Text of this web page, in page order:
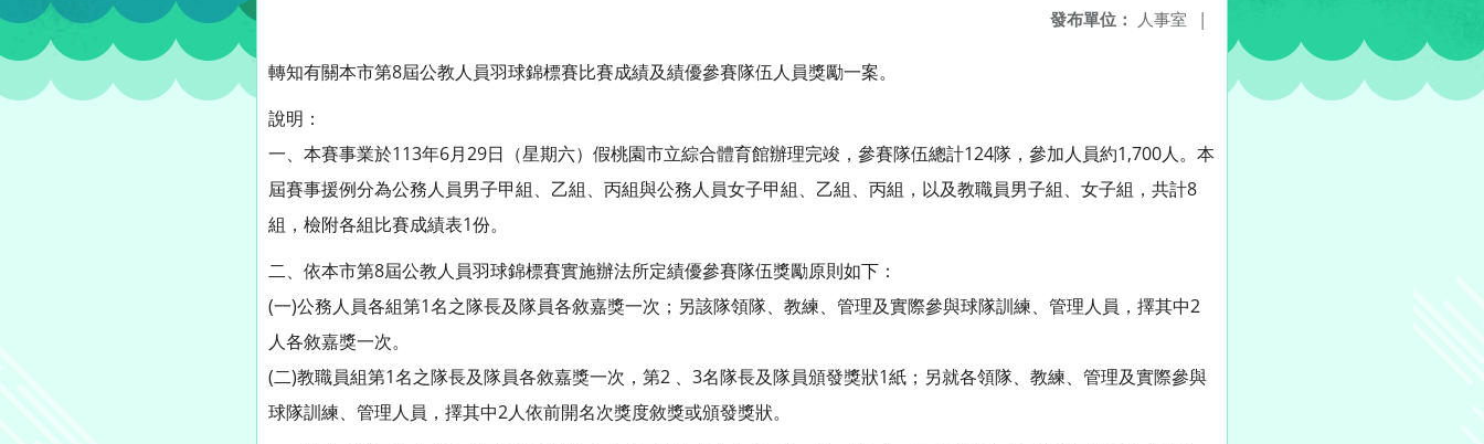
發布單位： 人事室 |
轉知有關本市第8屆公教人員羽球錦標賽比賽成績及績優參賽隊伍人員獎勵一案。
說明：
一、本賽事業於113年6月29日（星期六）假桃園市立綜合體育館辦理完竣，參賽隊伍總計124隊，參加人員約1,700人。本
屆賽事援例分為公務人員男子甲組、乙組、丙組與公務人員女子甲組、乙組、丙組，以及教職員男子組、女子組，共計8
組，檢附各組比賽成績表1份。
二、依本市第8屆公教人員羽球錦標賽實施辦法所定績優參賽隊伍獎勵原則如下：
(一)公務人員各組第1名之隊長及隊員各敘嘉獎一次；另該隊領隊、教練、管理及實際參與球隊訓練、管理人員，擇其中2
人各敘嘉獎一次。
(二)教職員組第1名之隊長及隊員各敘嘉獎一次，第2 、3名隊長及隊員頒發獎狀1紙；另就各領隊、教練、管理及實際參與
球隊訓練、管理人員，擇其中2人依前開名次獎度敘獎或頒發獎狀。